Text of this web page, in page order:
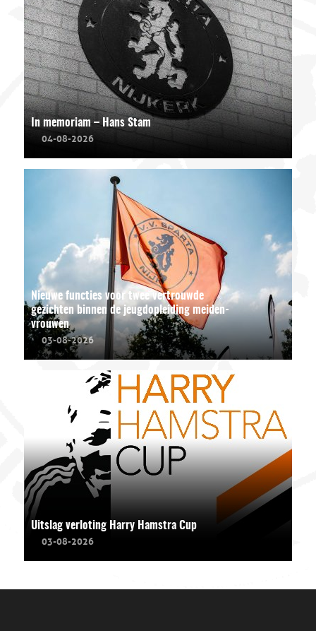
In memoriam – Hans Stam
04-08-2026
Nieuwe functies voor twee vertrouwde
gezichten binnen de jeugdopleiding meiden-
vrouwen
03-08-2026
Uitslag verloting Harry Hamstra Cup
03-08-2026